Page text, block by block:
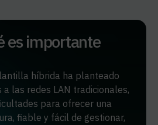
es importante
híbrida ha planteado
las redes LAN tradicionales,
para ofrecer una
fiable y fácil de gestionar,